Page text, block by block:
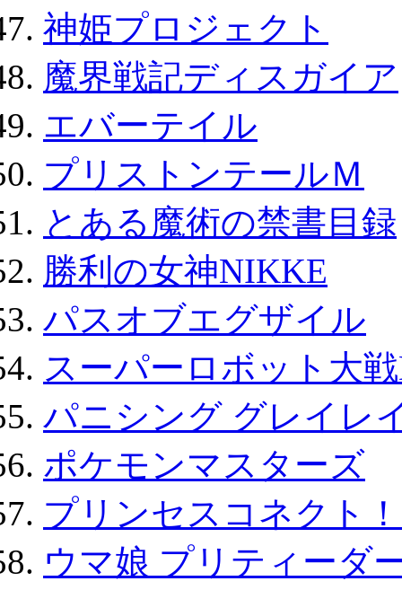
神姫プロジェクト
魔界戦記ディスガイア
エバーテイル
プリストンテールＭ
とある魔術の禁書目録
勝利の女神NIKKE
パスオブエグザイル
スーパーロボット大
パニシング グレイレ
ポケモンマスターズ
プリンセスコネクト
ウマ娘 プリティーダ